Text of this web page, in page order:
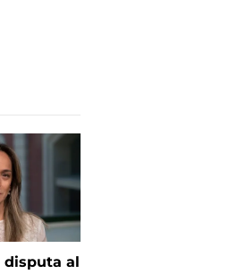
disputa al